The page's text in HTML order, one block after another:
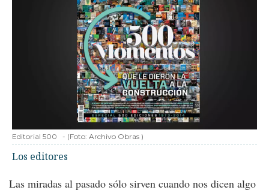
Editorial 500 - (Foto: Archivo Obras )
Los editores
Las miradas al pasado sólo sirven cuando nos dicen algo